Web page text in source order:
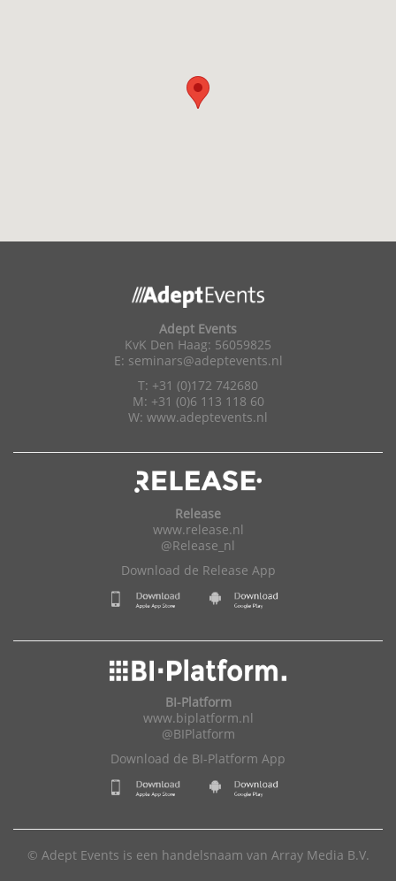
Adept Events
KvK Den Haag: 56059825
E: seminars@adeptevents.nl
T: +31 (0)172 742680
M: +31 (0)6 113 118 60
W: www.adeptevents.nl
Release
www.release.nl
@Release_nl
Download de Release App
BI-Platform
www.biplatform.nl
@BIPlatform
Download de BI-Platform App
© Adept Events is een handelsnaam van Array Media B.V.